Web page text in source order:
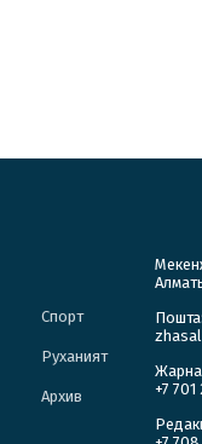
Спорт
Руханият
Архив
Пошта:
+7